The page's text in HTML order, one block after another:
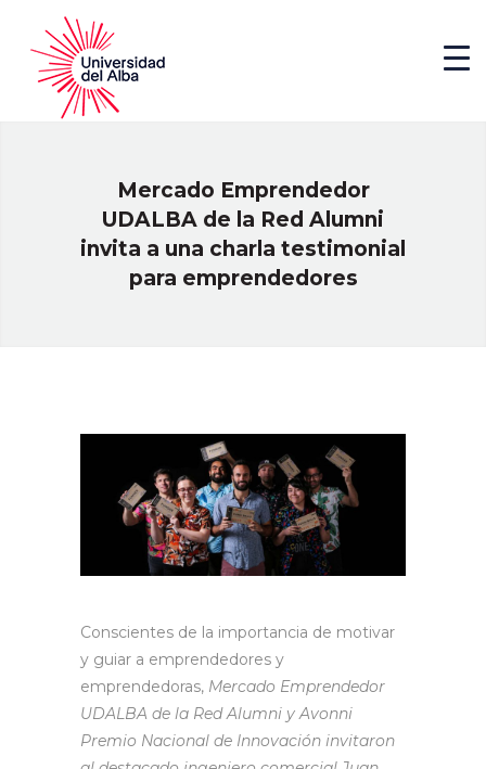
Mercado Emprendedor
UDALBA de la Red Alumni
invita a una charla testimonial
para emprendedores
Conscientes de la importancia de motivar
y guiar a emprendedores y
emprendedoras, Mercado Emprendedor
UDALBA de la Red Alumni y Avonni
Premio Nacional de Innovación invitaron